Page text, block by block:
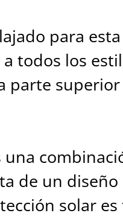
para
todos los
parte
una
de un
solar